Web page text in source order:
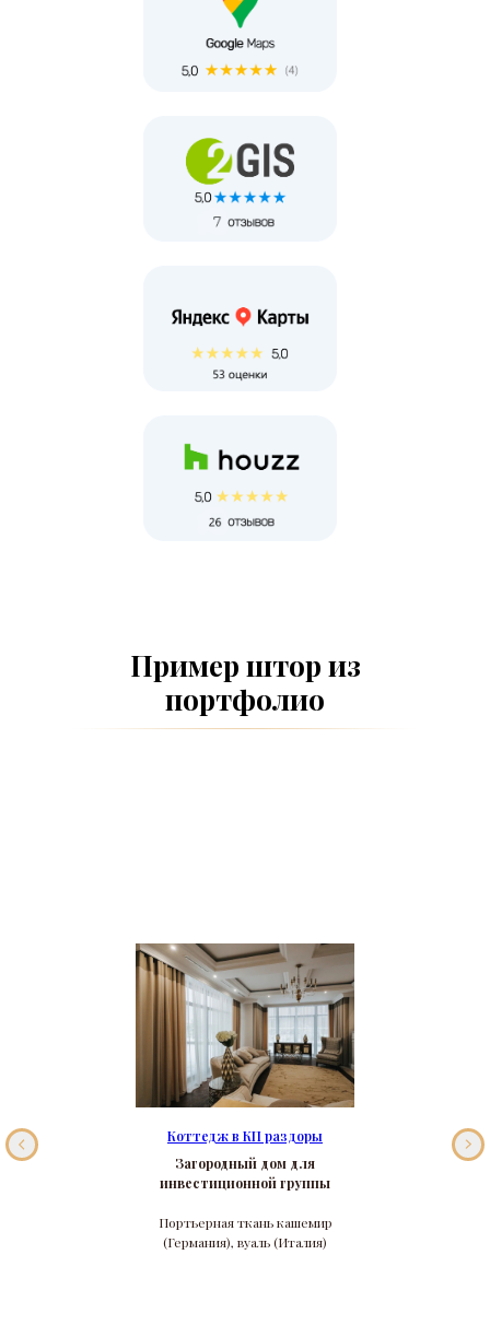
Пример штор из
портфолио
Коттедж в КП раздоры
Загородный дом для
инвестиционной группы
Портьерная ткань кашемир
(Германия), вуаль (Италия)